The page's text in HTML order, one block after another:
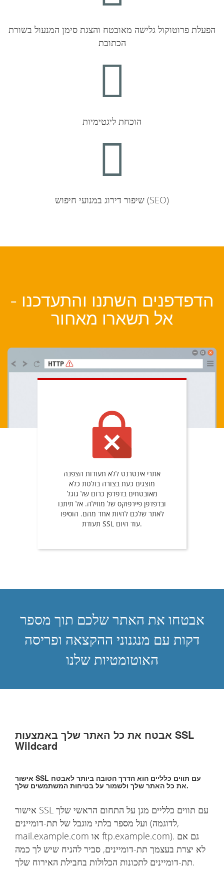
הפעלת פרוטוקול גלישה מאובטח והצגת סימן המנעול בשורת
הכתובת
הוכחת ליגטימיות
שיפור דירוג במנועי חיפוש (SEO)
הדפדפנים השתנו והתעדכנו -
אל תשארו מאחור
אתרי אינטרנט ללא תעודות הצפנה
מוצגים כעת בצורה בולטת כלא
מאובטחים בדפדפן כרום של גוגל
ובדפדפן פיירפוקס של מוזילה. אל תיתנו
לאתר שלכם להיות אחד מהם. הוסיפו
תעודת SSL עוד היום.
אבטחו את האתר שלכם תוך מספר
דקות עם מנגנוני ההקצאה ופריסה
האוטומטיות שלנו
אבטח את כל האתר שלך באמצעות SSL
Wildcard
אישור SSL עם תווים כלליים הוא הדרך הטובה ביותר לאבטח
את כל האתר שלך ולשמור על בטיחות המשתמשים שלך.
אישור SSL עם תווים כלליים מגן על התחום הראשי שלך
ועל מספר בלתי מוגבל של תת-דומיינים (לדוגמה,
mail.example.com או ftp.example.com). גם אם
לא יצרת בעצמך תת-דומיינים, סביר להניח שיש לך כמה
תת-דומיינים לתכונות הכלולות בחבילת האירוח שלך.